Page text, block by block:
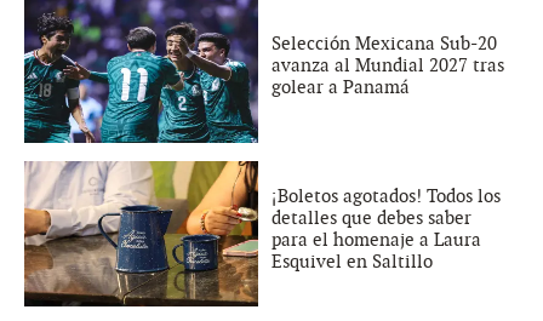
Selección Mexicana Sub-20
avanza al Mundial 2027 tras
golear a Panamá
¡Boletos agotados! Todos los
detalles que debes saber
para el homenaje a Laura
Esquivel en Saltillo